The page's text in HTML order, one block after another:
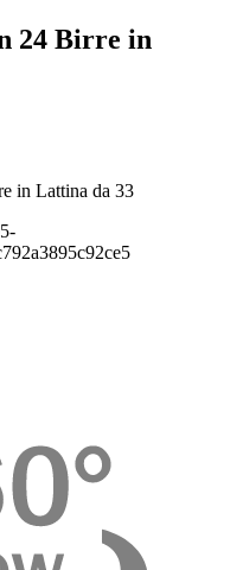
24 Birre in
in Lattina da 33